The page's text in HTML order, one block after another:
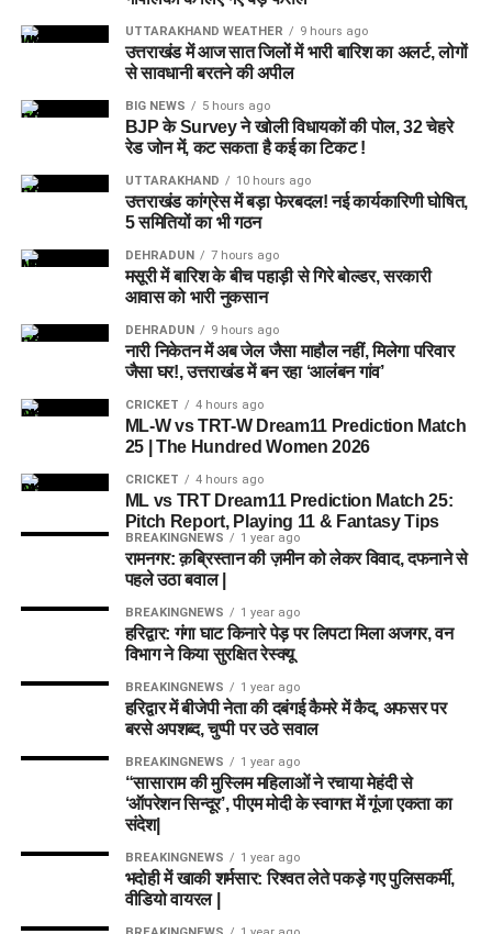
सकें।
5 एकड़ जमीन की हो रही है तलाश
आलंबन गांव विकसित करने के लिए करीब 5 एकड़ जमीन की आवश्यकता
बताई गई है। विभाग की पहली प्राथमिकता देहरादून जिले या उसके
आसपास जमीन तलाशने की थी, लेकिन फिलहाल उपयुक्त जमीन उपलब्ध
नहीं हो पाई है। अब विभाग की ओर से हरिद्वार और आसपास के क्षेत्रों में
जमीन की तलाश की जा रही है। अधिकारियों को उम्मीद है कि हरिद्वार में
इसके लिए उपयुक्त जमीन मिल सकती है।
इसके अलावा उत्तरकाशी जिले के चिन्यालीसौड़ में भी एक जमीन को लेकर
संभावनाएं देखी जा रही हैं। विभाग यह जांच कर रहा है कि वहां की जमीन
और परिस्थितियां आलंबन गांव के निर्माण के लिए उपयुक्त हैं या नहीं।
महिलाओं और बच्चों को मिलेगा नया जीवन
आलंबन गांव की यह योजना सिर्फ एक नया भवन या परिसर तैयार करने की
कवायद नहीं है, बल्कि नारी निकेतन में रहने वाली महिलाओं और बच्चों के
प्रति सोच में बदलाव की कोशिश भी है।
अगर यह योजना धरातल पर उतरती है तो संस्थागत जीवन की जगह उन्हें
परिवार जैसा माहौल, बेहतर स्वतंत्रता और सामाजिक वातावरण मिल
सकेगा। इससे बच्चों और महिलाओं के मानसिक और सामाजिक विकास में
भी मदद मिलने की उम्मीद है।
UTTARAKHAND WEATHER 9 hours ago
उत्तराखंड में आज सात जिलों में भारी बारिश का अलर्ट, लोगों
से सावधानी बरतने की अपील
BIG NEWS 5 hours ago
BJP के Survey ने खोली विधायकों की पोल, 32 चेहरे
रेड जोन में, कट सकता है कई का टिकट !
UTTARAKHAND 10 hours ago
उत्तराखंड कांग्रेस में बड़ा फेरबदल! नई कार्यकारिणी घोषित,
5 समितियों का भी गठन
DEHRADUN 7 hours ago
मसूरी में बारिश के बीच पहाड़ी से गिरे बोल्डर, सरकारी
आवास को भारी नुकसान
DEHRADUN 9 hours ago
नारी निकेतन में अब जेल जैसा माहौल नहीं, मिलेगा परिवार
जैसा घर!, उत्तराखंड में बन रहा ‘आलंबन गांव’
CRICKET 4 hours ago
ML-W vs TRT-W Dream11 Prediction Match
25 | The Hundred Women 2026
CRICKET 4 hours ago
ML vs TRT Dream11 Prediction Match 25:
Pitch Report, Playing 11 & Fantasy Tips
BREAKINGNEWS 1 year ago
रामनगर: क़ब्रिस्तान की ज़मीन को लेकर विवाद, दफनाने से
पहले उठा बवाल |
BREAKINGNEWS 1 year ago
हरिद्वार: गंगा घाट किनारे पेड़ पर लिपटा मिला अजगर, वन
विभाग ने किया सुरक्षित रेस्क्यू
BREAKINGNEWS 1 year ago
हरिद्वार में बीजेपी नेता की दबंगई कैमरे में कैद, अफसर पर
बरसे अपशब्द, चुप्पी पर उठे सवाल
BREAKINGNEWS 1 year ago
“सासाराम की मुस्लिम महिलाओं ने रचाया मेहंदी से
‘ऑपरेशन सिन्दूर’, पीएम मोदी के स्वागत में गूंजा एकता का
संदेश|
BREAKINGNEWS 1 year ago
भदोही में खाकी शर्मसार: रिश्वत लेते पकड़े गए पुलिसकर्मी,
वीडियो वायरल |